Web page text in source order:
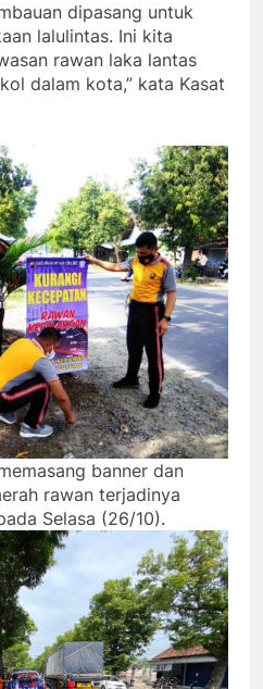
dipasang untuk
lalulintas. Ini kita
rawan laka lantas
dalam kota,” kata Kasat
banner dan
rawan terjadinya
Selasa (26/10).